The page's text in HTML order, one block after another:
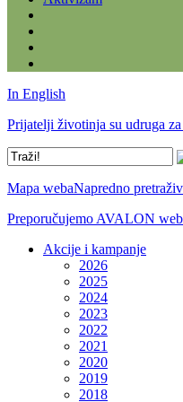
In English
Prijatelji životinja su udruga
Mapa webaNapredno
Preporučujemo AVALON
Akcije i kampanje
2026
2025
2024
2023
2022
2021
2020
2019
2018